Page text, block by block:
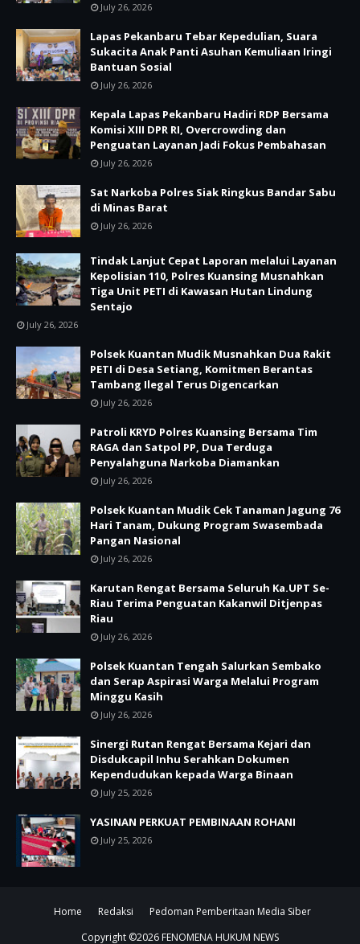
July 26, 2026
Lapas Pekanbaru Tebar Kepedulian, Suara
Sukacita Anak Panti Asuhan Kemuliaan Iringi
Bantuan Sosial
July 26, 2026
Kepala Lapas Pekanbaru Hadiri RDP Bersama
Komisi XIII DPR RI, Overcrowding dan
Penguatan Layanan Jadi Fokus Pembahasan
July 26, 2026
Sat Narkoba Polres Siak Ringkus Bandar Sabu
di Minas Barat
July 26, 2026
Tindak Lanjut Cepat Laporan melalui Layanan
Kepolisian 110, Polres Kuansing Musnahkan
Tiga Unit PETI di Kawasan Hutan Lindung
Sentajo
July 26, 2026
Polsek Kuantan Mudik Musnahkan Dua Rakit
PETI di Desa Setiang, Komitmen Berantas
Tambang Ilegal Terus Digencarkan
July 26, 2026
Patroli KRYD Polres Kuansing Bersama Tim
RAGA dan Satpol PP, Dua Terduga
Penyalahguna Narkoba Diamankan
July 26, 2026
Polsek Kuantan Mudik Cek Tanaman Jagung 76
Hari Tanam, Dukung Program Swasembada
Pangan Nasional
July 26, 2026
Karutan Rengat Bersama Seluruh Ka.UPT Se-
Riau Terima Penguatan Kakanwil Ditjenpas
Riau
July 26, 2026
Polsek Kuantan Tengah Salurkan Sembako
dan Serap Aspirasi Warga Melalui Program
Minggu Kasih
July 26, 2026
Sinergi Rutan Rengat Bersama Kejari dan
Disdukcapil Inhu Serahkan Dokumen
Kependudukan kepada Warga Binaan
July 25, 2026
YASINAN PERKUAT PEMBINAAN ROHANI
July 25, 2026
Home Redaksi
Pedoman Pemberitaan Media Siber
Copyright ©2026 FENOMENA HUKUM NEWS